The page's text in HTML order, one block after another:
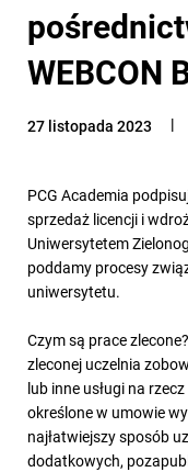
WEBCON
27 listopada 2023
PCG Academia
sprzedaż licencji i
Uniwersytetem
poddamy procesy
uniwersytetu.
Czym są prace
zleconej uczelnia
lub inne usługi na
określone w umowie
najłatwiejszy sposób
dodatkowych,